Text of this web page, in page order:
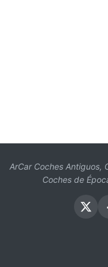
ArCar Coches Antiguos,
Coches de